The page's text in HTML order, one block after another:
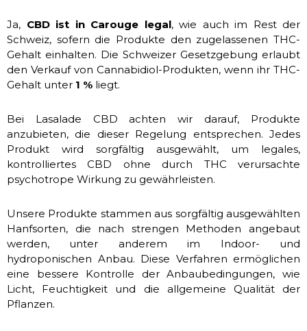
Ja, CBD ist in Carouge legal, wie auch im Rest der
Schweiz, sofern die Produkte den zugelassenen THC-
Gehalt einhalten. Die Schweizer Gesetzgebung erlaubt
den Verkauf von Cannabidiol-Produkten, wenn ihr THC-
Gehalt unter 1 % liegt.
Bei Lasalade CBD achten wir darauf, Produkte
anzubieten, die dieser Regelung entsprechen. Jedes
Produkt wird sorgfältig ausgewählt, um legales,
kontrolliertes CBD ohne durch THC verursachte
psychotrope Wirkung zu gewährleisten.
Unsere Produkte stammen aus sorgfältig ausgewählten
Hanfsorten, die nach strengen Methoden angebaut
werden, unter anderem im Indoor- und
hydroponischen Anbau. Diese Verfahren ermöglichen
eine bessere Kontrolle der Anbaubedingungen, wie
Licht, Feuchtigkeit und die allgemeine Qualität der
Pflanzen.